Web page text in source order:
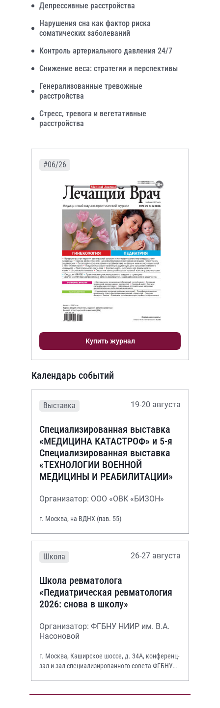
Депрессивные расстройства
Нарушения сна как фактор риска
соматических заболеваний
Контроль артериального давления 24/7
Снижение веса: стратегии и перспективы
Генерализованные тревожные
расстройства
Стресс, тревога и вегетативные
расстройства
#06/26
Купить журнал
Календарь событий
Выставка 19-20 августа
Специализированная выставка
«МЕДИЦИНА КАТАСТРОФ» и 5-я
Специализированная выставка
«ТЕХНОЛОГИИ ВОЕННОЙ
МЕДИЦИНЫ И РЕАБИЛИТАЦИИ»
Организатор: ООО «ОВК «БИЗОН»
г. Москва, на ВДНХ (пав. 55)
Школа 26-27 августа
Школа ревматолога
«Педиатрическая ревматология
2026: снова в школу»
Организатор: ФГБНУ НИИР им. В.А.
Насоновой
г. Москва, Каширское шоссе, д. 34А, конференц-
зал и зал специализированного совета ФГБНУ